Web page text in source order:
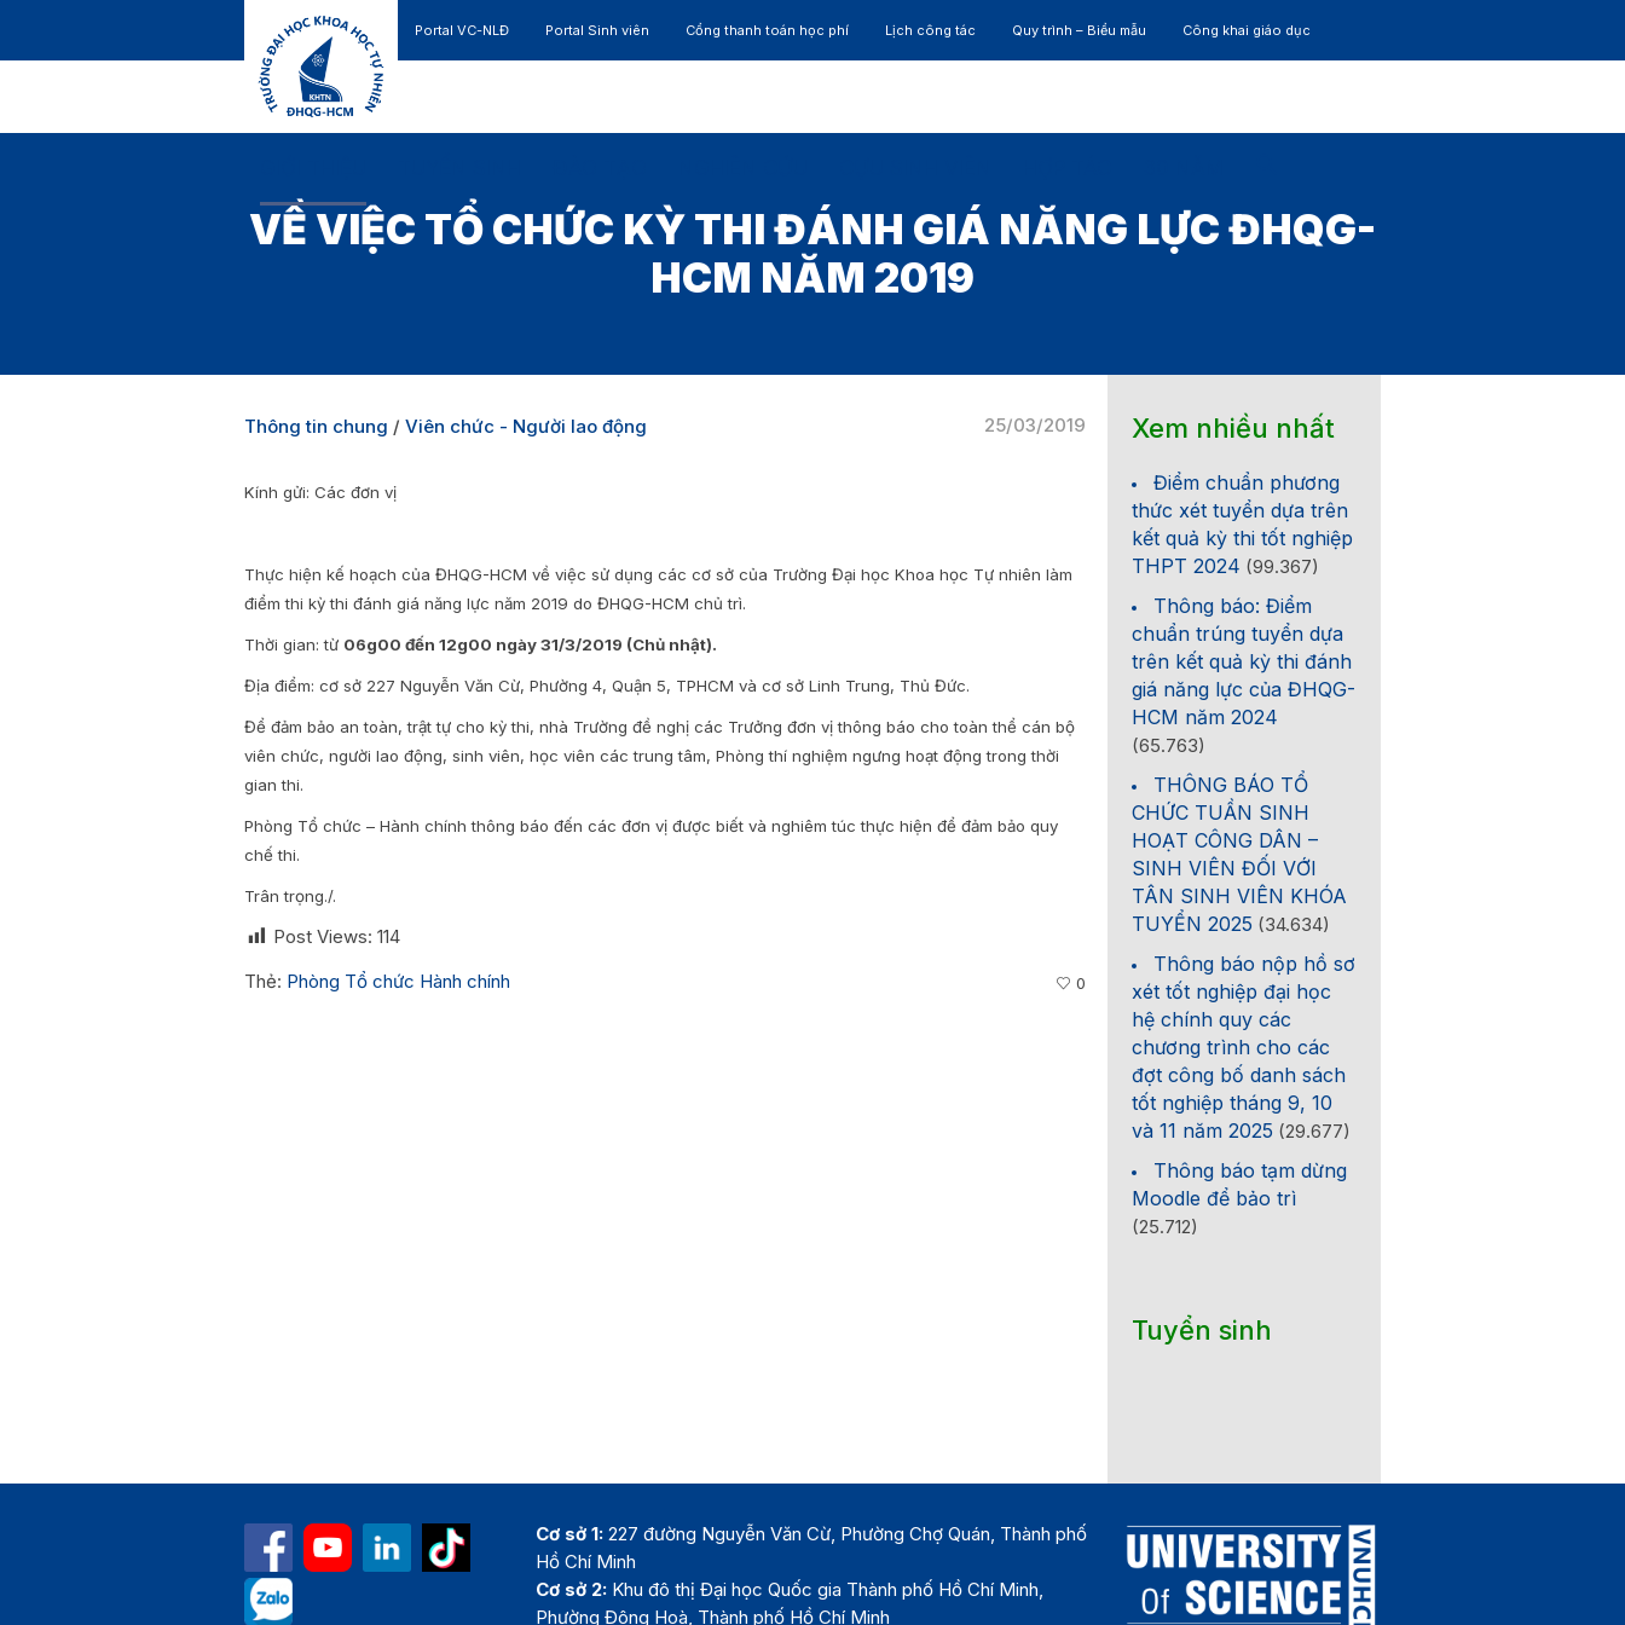
Portal VC-NLĐ Portal Sinh viên Cổng thanh toán học phí Lịch công tác Quy trình – Biểu mẫu Công khai giáo dục
VỀ VIỆC TỔ CHỨC KỲ THI ĐÁNH GIÁ NĂNG LỰC ĐHQG-
HCM NĂM 2019
25/03/2019
Thông tin chung / Viên chức - Người lao động
Kính gửi: Các đơn vị
Thực hiện kế hoạch của ĐHQG-HCM về việc sử dụng các cơ sở của Trường Đại học Khoa học Tự nhiên làm
điểm thi kỳ thi đánh giá năng lực năm 2019 do ĐHQG-HCM chủ trì.
Thời gian: từ 06g00 đến 12g00 ngày 31/3/2019 (Chủ nhật).
Địa điểm: cơ sở 227 Nguyễn Văn Cừ, Phường 4, Quận 5, TPHCM và cơ sở Linh Trung, Thủ Đức.
Để đảm bảo an toàn, trật tự cho kỳ thi, nhà Trường đề nghị các Trưởng đơn vị thông báo cho toàn thể cán bộ
viên chức, người lao động, sinh viên, học viên các trung tâm, Phòng thí nghiệm ngưng hoạt động trong thời
gian thi.
Phòng Tổ chức – Hành chính thông báo đến các đơn vị được biết và nghiêm túc thực hiện để đảm bảo quy
chế thi.
Trân trọng./.
Post Views: 114
Thẻ: Phòng Tổ chức Hành chính 0
Xem nhiều nhất
Điểm chuẩn phương
thức xét tuyển dựa trên
kết quả kỳ thi tốt nghiệp
THPT 2024 (99.367)
Thông báo: Điểm
chuẩn trúng tuyển dựa
trên kết quả kỳ thi đánh
giá năng lực của ĐHQG-
HCM năm 2024
(65.763)
THÔNG BÁO TỔ
CHỨC TUẦN SINH
HOẠT CÔNG DÂN –
SINH VIÊN ĐỐI VỚI
TÂN SINH VIÊN KHÓA
TUYỂN 2025 (34.634)
Thông báo nộp hồ sơ
xét tốt nghiệp đại học
hệ chính quy các
chương trình cho các
đợt công bố danh sách
tốt nghiệp tháng 9, 10
và 11 năm 2025 (29.677)
Thông báo tạm dừng
Moodle để bảo trì
(25.712)
Tuyển sinh
Cơ sở 1: 227 đường Nguyễn Văn Cừ, Phường Chợ Quán, Thành phố
Hồ Chí Minh
Cơ sở 2: Khu đô thị Đại học Quốc gia Thành phố Hồ Chí Minh,
Phường Đông Hoà, Thành phố Hồ Chí Minh